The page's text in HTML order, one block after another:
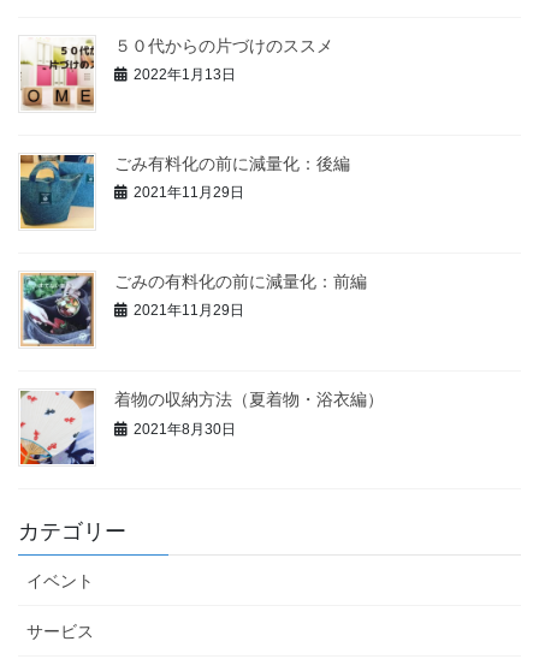
５０代からの片づけのススメ
2022年1月13日
ごみ有料化の前に減量化：後編
2021年11月29日
ごみの有料化の前に減量化：前編
2021年11月29日
着物の収納方法（夏着物・浴衣編）
2021年8月30日
カテゴリー
イベント
サービス